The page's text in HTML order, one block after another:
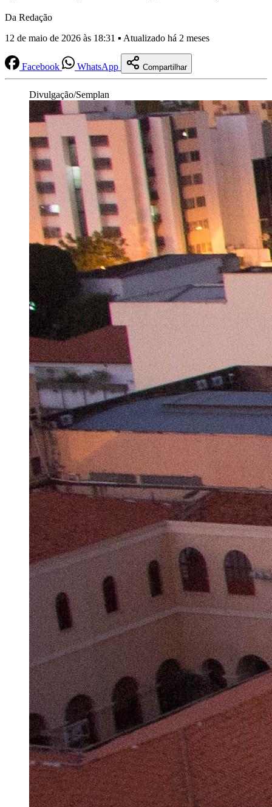
Da Redação
12 de maio de 2026 às 18:31 ▪ Atualizado há 2 meses
Facebook WhatsApp Compartilhar
Divulgação/Semplan